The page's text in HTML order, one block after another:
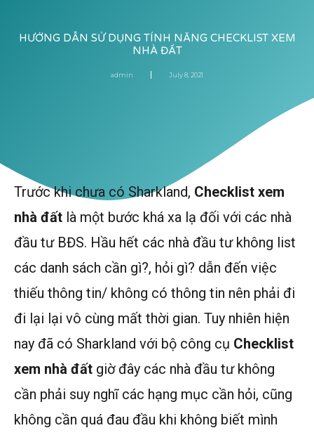
HƯỚNG DẪN SỬ DỤNG TÍNH NĂNG CHECKLIST XEM
NHÀ ĐẤT
admin July 8, 2021
Trước khi chưa có Sharkland, Checklist xem
nhà đất là một bước khá xa lạ đối với các nhà
đầu tư BĐS. Hầu hết các nhà đầu tư không list
các danh sách cần gì?, hỏi gì? dẫn đến việc
thiếu thông tin/ không có thông tin nên phải đi
đi lại lại vô cùng mất thời gian. Tuy nhiên hiện
nay đã có Sharkland với bộ công cụ Checklist
xem nhà đất giờ đây các nhà đầu tư không
cần phải suy nghĩ các hạng mục cần hỏi, cũng
không cần quá đau đầu khi không biết mình